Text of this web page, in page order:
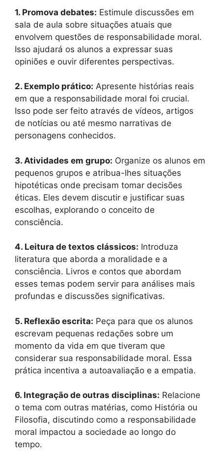
1. Promova debates: Estimule discussões em
sala de aula sobre situações atuais que
envolvem questões de responsabilidade moral.
Isso ajudará os alunos a expressar suas
opiniões e ouvir diferentes perspectivas.
2. Exemplo prático: Apresente histórias reais
em que a responsabilidade moral foi crucial.
Isso pode ser feito através de vídeos, artigos
de notícias ou até mesmo narrativas de
personagens conhecidos.
3. Atividades em grupo: Organize os alunos em
pequenos grupos e atribua-lhes situações
hipotéticas onde precisam tomar decisões
éticas. Eles devem discutir e justificar suas
escolhas, explorando o conceito de
consciência.
4. Leitura de textos clássicos: Introduza
literatura que aborda a moralidade e a
consciência. Livros e contos que abordam
esses temas podem servir para análises mais
profundas e discussões significativas.
5. Reflexão escrita: Peça para que os alunos
escrevam pequenas redações sobre um
momento da vida em que tiveram que
considerar sua responsabilidade moral. Essa
prática incentiva a autoavaliação e a empatia.
6. Integração de outras disciplinas: Relacione
o tema com outras matérias, como História ou
Filosofia, discutindo como a responsabilidade
moral impactou a sociedade ao longo do
tempo.